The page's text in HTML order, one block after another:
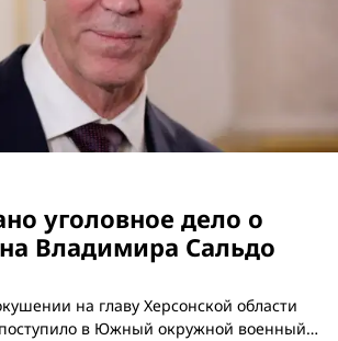
уголовное дело о
Владимира Сальдо
на главу Херсонской области
в Южный окружной военный…